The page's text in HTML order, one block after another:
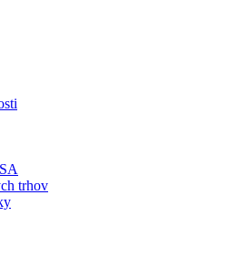
trhov